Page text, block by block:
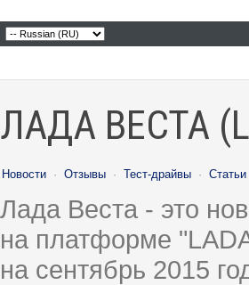
ЛАДА ВЕСТА
Новости · Отзывы · Тест-драйвы · Статьи
Лада Веста - это
на платформе
на сентябрь 2015